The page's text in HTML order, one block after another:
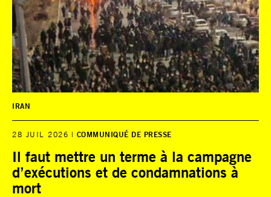
IRAN
28 JUIL 2026 COMMUNIQUÉ DE PRESSE
Il faut mettre un terme à la campagne
d’exécutions et de condamnations à
mort